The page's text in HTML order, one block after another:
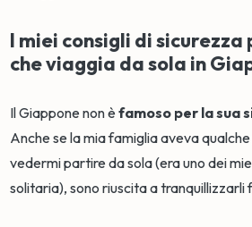
I miei consigli di sicurezza
che viaggia da sola in
Il Giappone non èfamoso per la sua
Anche se la mia famiglia aveva
vedermi partire da sola (era uno dei
solitaria), sono riuscita a tranquillizzarli